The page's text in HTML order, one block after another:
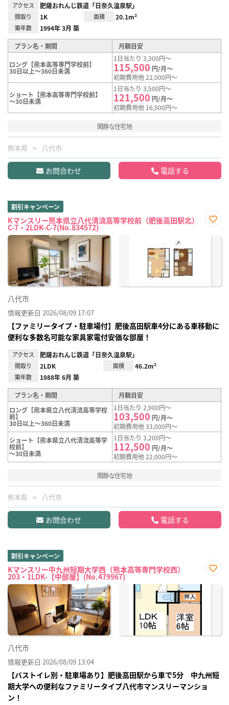
アクセス 肥薩おれんじ鉄道「日奈久温泉駅」
間取り 1K 面積 20.1m²
築年数 1994年 3月 築
プラン名・期間 月額目安
ロング【熊本高等専門学校前】
30日以上～360日未満
1日当たり 3,300円～
115,500 円/月～
初期費用他 22,000円～
ショート【熊本高等専門学校前】
～30日未満
1日当たり 3,500円～
121,500 円/月～
初期費用他 16,500円～
閑静な住宅地
熊本県 八代市
お問合わせ 電話する
割引キャンペーン
Kマンスリー熊本県立八代清流高等学校前（肥後高田駅北）
C-7・2LDK-C-7(No.834572)
に入
八代市
情報更新日 2026/08/09 17:07
【ファミリータイプ・駐車場付】肥後高田駅車4分にある車移動に
便利な多数名可能な家具家電付安価な部屋！
アクセス 肥薩おれんじ鉄道「日奈久温泉駅」
間取り 2LDK 面積 46.2m²
築年数 1988年 6月 築
プラン名・期間
月額目安
ロング【熊本県立八代清流高等学校
前】
30日以上～360日未満
1日当たり 2,900円～
103,500 円/月～
初期費用他 33,000円～
ショート【熊本県立八代清流高等学
校前】
～30日未満
1日当たり 3,200円～
112,500 円/月～
初期費用他 22,000円～
閑静な住宅地
熊本県 八代市
お問合わせ 電話する
割引キャンペーン
Kマンスリー中九州短期大学西（熊本高等専門学校西）
203・1LDK-【中部屋】(No.479967)
に入
八代市
情報更新日 2026/08/09 13:04
【バストイレ別・駐車場あり】肥後高田駅から車で5分 中九州短
期大学への便利なファミリータイプ八代市マンスリーマンショ
ン！